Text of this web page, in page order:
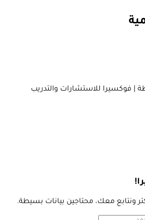
| فوكسيرا للاستشارات والتدريب
ونتابع معك، محتاجين بيانات بسيطة.